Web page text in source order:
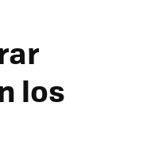
los